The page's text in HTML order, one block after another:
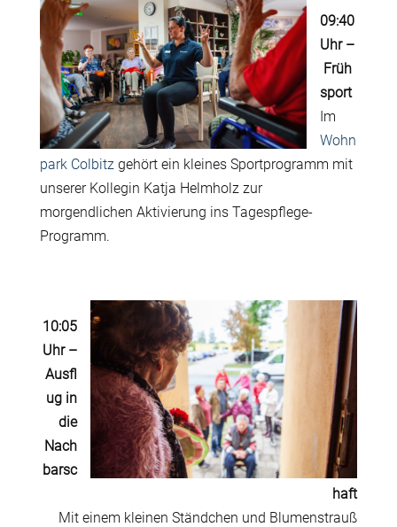
09:40
Uhr–
Früh
sport
Im
Wohn
park Colbitzgehört ein kleines Sportprogramm mit
unserer Kollegin Katja Helmholz zur
morgendlichen Aktivierung ins Tagespflege-
Programm.
10:05
Uhr–
Ausfl
ug in
die
Nach
barsc
haft
Mit einem kleinen Ständchen und Blumenstrauß